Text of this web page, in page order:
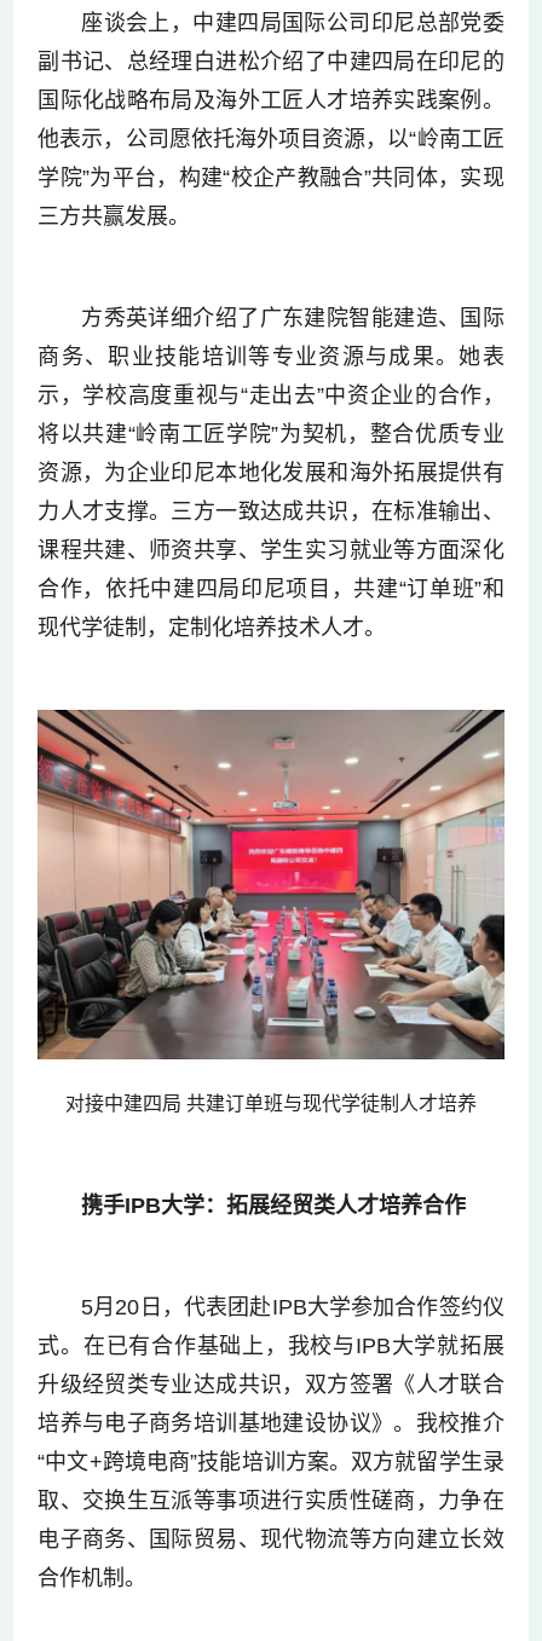
座谈会上，中建四局国际公司印尼总部党委
副书记、总经理白进松介绍了中建四局在印尼的
国际化战略布局及海外工匠人才培养实践案例。
他表示，公司愿依托海外项目资源，以“岭南工匠
学院”为平台，构建“校企产教融合”共同体，实现
三方共赢发展。
方秀英详细介绍了广东建院智能建造、国际
商务、职业技能培训等专业资源与成果。她表
示，学校高度重视与“走出去”中资企业的合作，
将以共建“岭南工匠学院”为契机，整合优质专业
资源，为企业印尼本地化发展和海外拓展提供有
力人才支撑。三方一致达成共识，在标准输出、
课程共建、师资共享、学生实习就业等方面深化
合作，依托中建四局印尼项目，共建“订单班”和
现代学徒制，定制化培养技术人才。
对接中建四局 共建订单班与现代学徒制人才培养
携手IPB大学：拓展经贸类人才培养合作
5月20日，代表团赴IPB大学参加合作签约仪
式。在已有合作基础上，我校与IPB大学就拓展
升级经贸类专业达成共识，双方签署《人才联合
培养与电子商务培训基地建设协议》。我校推介
“中文+跨境电商”技能培训方案。双方就留学生录
取、交换生互派等事项进行实质性磋商，力争在
电子商务、国际贸易、现代物流等方向建立长效
合作机制。